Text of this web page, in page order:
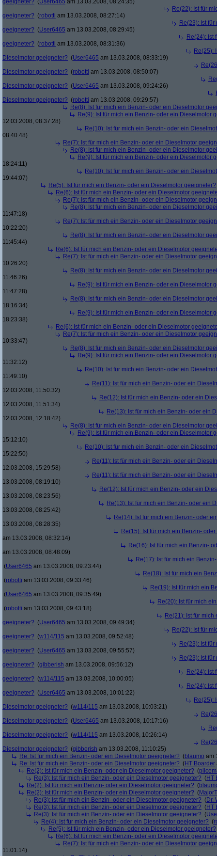
geeigneter? (User6465 am 13.03.2008, 08:24:35)
Re(22): Ist für
geeigneter? (robotti am 13.03.2008, 08:27:14)
Re(23): Ist
geeigneter? (User6465 am 13.03.2008, 08:29:45)
Re(24): Ist
geeigneter? (robotti am 13.03.2008, 08:31:36)
Re(25):
Dieselmotor geeigneter? (User6465 am 13.03.2008, 08:33:19)
Dieselmotor geeigneter? (robotti am 13.03.2008, 08:50:07)
Dieselmotor geeigneter? (User6465 am 13.03.2008, 09:24:26)
Dieselmotor geeigneter? (robotti am 13.03.2008, 09:29:57)
Re(8): Ist für mich ein Benzin- oder ein Dieselmotor
Re(9): Ist für mich ein Benzin- oder ein Dieselmotor
12.03.2008, 08:37:28)
Re(10): Ist für mich ein Benzin- oder ein
08:40:48)
Re(7): Ist für mich ein Benzin- oder ein Dieselmotor
Re(8): Ist für mich ein Benzin- oder ein Dieselmotor
Re(9): Ist für mich ein Benzin- oder ein Dieselmotor
18:24:11)
Re(10): Ist für mich ein Benzin- oder ein
19:44:07)
Re(5): Ist für mich ein Benzin- oder ein Dieselmotor geeigneter?
Re(6): Ist für mich ein Benzin- oder ein Dieselmotor
Re(7): Ist für mich ein Benzin- oder ein Dieselmotor
Re(8): Ist für mich ein Benzin- oder ein Dieselmotor
11:47:18)
Re(7): Ist für mich ein Benzin- oder ein Dieselmotor
10:22:20)
Re(8): Ist für mich ein Benzin- oder ein Dieselmotor
11:45:44)
Re(6): Ist für mich ein Benzin- oder ein Dieselmotor
Re(7): Ist für mich ein Benzin- oder ein Dieselmotor
10:26:20)
Re(8): Ist für mich ein Benzin- oder ein Dieselmotor
11:46:26)
Re(9): Ist für mich ein Benzin- oder ein Dieselmotor
11:47:28)
Re(8): Ist für mich ein Benzin- oder ein Dieselmotor
18:16:34)
Re(9): Ist für mich ein Benzin- oder ein Dieselmotor
18:23:38)
Re(6): Ist für mich ein Benzin- oder ein Dieselmotor
Re(7): Ist für mich ein Benzin- oder ein Dieselmotor
10:33:47)
Re(8): Ist für mich ein Benzin- oder ein Dieselmotor
Re(9): Ist für mich ein Benzin- oder ein Dieselmotor
11:32:12)
Re(10): Ist für mich ein Benzin- oder ein
11:49:10)
Re(11): Ist für mich ein Benzin- oder ein
12.03.2008, 11:50:32)
Re(12): Ist für mich ein Benzin- oder ein
12.03.2008, 11:51:34)
Re(13): Ist für mich ein Benzin- oder ein
12.03.2008, 12:18:42)
Re(8): Ist für mich ein Benzin- oder ein Dieselmotor
Re(9): Ist für mich ein Benzin- oder ein Dieselmotor
15:12:10)
Re(10): Ist für mich ein Benzin- oder ein
15:22:50)
Re(11): Ist für mich ein Benzin- oder ein
12.03.2008, 15:29:58)
Re(11): Ist für mich ein Benzin- oder ein
13.03.2008, 08:19:10)
Re(12): Ist für mich ein Benzin- oder ein
13.03.2008, 08:23:56)
Re(13): Ist für mich ein Benzin- oder ein
13.03.2008, 08:25:42)
Re(14): Ist für mich ein Benzin- oder
13.03.2008, 08:28:35)
Re(15): Ist für mich ein Benzin-
am 13.03.2008, 08:32:14)
Re(16): Ist für mich ein Benzin-
am 13.03.2008, 08:48:09)
Re(17): Ist für mich ein
(User6465 am 13.03.2008, 09:23:44)
Re(18): Ist für mich ein
(robotti am 13.03.2008, 09:33:46)
Re(19): Ist für mich ein
(User6465 am 13.03.2008, 09:35:49)
Re(20): Ist für mich
(robotti am 13.03.2008, 09:43:18)
Re(21): Ist für
geeigneter? (User6465 am 13.03.2008, 09:49:34)
Re(22): Ist für
geeigneter? (w114/115 am 13.03.2008, 09:52:48)
Re(23): Ist
geeigneter? (User6465 am 13.03.2008, 09:55:57)
Re(23): Ist
geeigneter? (gibberish am 13.03.2008, 09:56:12)
Re(24): Ist
geeigneter? (w114/115 am 13.03.2008, 10:00:05)
Re(24): Ist
geeigneter? (User6465 am 13.03.2008, 10:01:22)
Re(25):
Dieselmotor geeigneter? (w114/115 am 13.03.2008, 10:03:21)
Dieselmotor geeigneter? (User6465 am 13.03.2008, 10:17:16)
Dieselmotor geeigneter? (w114/115 am 13.03.2008, 10:26:14)
Dieselmotor geeigneter? (gibberish am 13.03.2008, 11:10:25)
Re: Ist für mich ein Benzin- oder ein Dieselmotor geeigneter? (blaumo am
Re: Ist für mich ein Benzin- oder ein Dieselmotor geeigneter? (HT Boarder
Re(2): Ist für mich ein Benzin- oder ein Dieselmotor geeigneter? (
Re(3): Ist für mich ein Benzin- oder ein Dieselmotor geeigneter? (HT
Re(2): Ist für mich ein Benzin- oder ein Dieselmotor geeigneter? (
Re(2): Ist für mich ein Benzin- oder ein Dieselmotor geeigneter? (
Re(3): Ist für mich ein Benzin- oder ein Dieselmotor geeigneter? (Dr.
Re(3): Ist für mich ein Benzin- oder ein Dieselmotor geeigneter? (HT
Re(3): Ist für mich ein Benzin- oder ein Dieselmotor geeigneter? (
Re(4): Ist für mich ein Benzin- oder ein Dieselmotor geeigneter? (
Re(5): Ist für mich ein Benzin- oder ein Dieselmotor geeigneter?
Re(6): Ist für mich ein Benzin- oder ein Dieselmotor
Re(7): Ist für mich ein Benzin- oder ein Dieselmotor
11:01:14)